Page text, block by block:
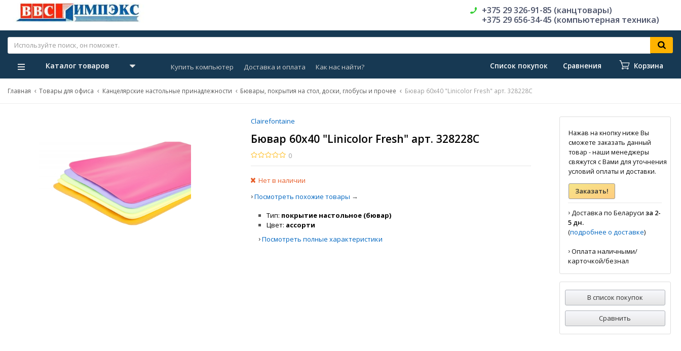
+375 29 326-91-85 (канцтовары)
+375 29 656-34-45 (компьютерная техника)
Каталог товаров Купить компьютер Доставка и оплата Как нас найти? Список покупок Сравнения Корзина
Главная Товары для офиса Канцелярские настольные принадлежности Бювары, покрытия на стол, доски, глобусы и прочее Бювар 60х40 "Linicolor Fresh" арт. 328228С
Clairefontaine
Бювар 60х40 "Linicolor Fresh" арт. 328228С
0
Нет в наличии
›Посмотреть похожие товары →
Тип покрытие настольное (бювар)
Цвет ассорти
›Посмотреть полные характеристики
Нажав на кнопку ниже Вы
сможете заказать данный
товар - наши менеджеры
свяжутся с Вами для уточнения
условий оплаты и доставки.
Заказать!
› Доставка по Беларусиза 2-
5 дн.
(подробнее о доставке)
›Оплата наличными/
карточкой/безнал
В список покупок
Сравнить